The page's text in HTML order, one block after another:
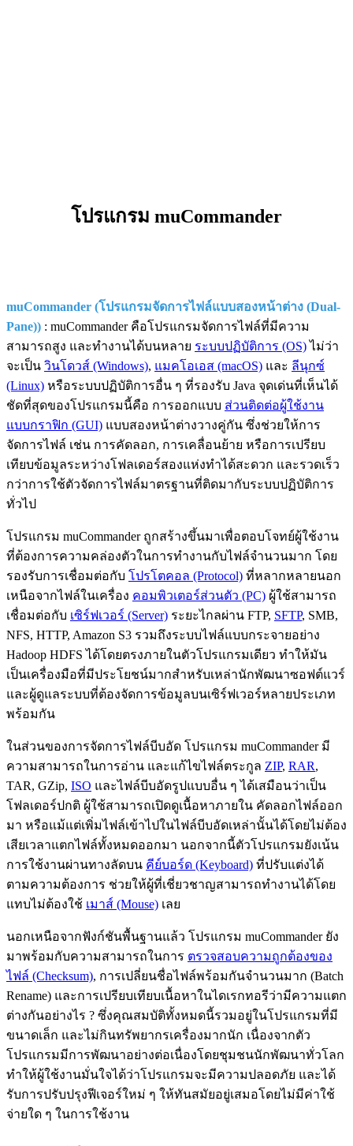
โปรแกรม muCommander
muCommander (โปรแกรมจัดการไฟล์แบบสองหน้าต่าง (Dual-
Pane)) : muCommander คือโปรแกรมจัดการไฟล์ที่มีความ
สามารถสูง และทำงานได้บนหลาย ระบบปฏิบัติการ (OS)ไม่ว่า
จะเป็น วินโดวส์ (Windows), แมคโอเอส (macOS) และ ลีนุกซ์
(Linux) หรือระบบปฏิบัติการอื่น ๆ ที่รองรับ Java จุดเด่นที่เห็นได้
ชัดที่สุดของโปรแกรมนี้คือ การออกแบบ ส่วนติดต่อผู้ใช้งาน
แบบกราฟิก (GUI) แบบสองหน้าต่างวางคู่กัน ซึ่งช่วยให้การ
จัดการไฟล์ เช่น การคัดลอก, การเคลื่อนย้าย หรือการเปรียบ
เทียบข้อมูลระหว่างโฟลเดอร์สองแห่งทำได้สะดวก และรวดเร็ว
กว่าการใช้ตัวจัดการไฟล์มาตรฐานที่ติดมากับระบบปฏิบัติการ
ทั่วไป
โปรแกรม muCommander ถูกสร้างขึ้นมาเพื่อตอบโจทย์ผู้ใช้งาน
ที่ต้องการความคล่องตัวในการทำงานกับไฟล์จำนวนมาก โดย
รองรับการเชื่อมต่อกับ โปรโตคอล (Protocol) ​ที่หลากหลายนอก
เหนือจากไฟล์ในเครื่อง คอมพิวเตอร์ส่วนตัว (PC) ผู้ใช้สามารถ
เชื่อมต่อกับ เซิร์ฟเวอร์ (Server) ระยะไกลผ่าน FTP, SFTP, SMB,
NFS, HTTP, Amazon S3 รวมถึงระบบไฟล์แบบกระจายอย่าง
Hadoop HDFS ได้โดยตรงภายในตัวโปรแกรมเดียว ทำให้มัน
เป็นเครื่องมือที่มีประโยชน์มากสำหรับเหล่านักพัฒนาซอฟต์แวร์
และผู้ดูแลระบบที่ต้องจัดการข้อมูลบนเซิร์ฟเวอร์หลายประเภท
พร้อมกัน
ในส่วนของการจัดการไฟล์บีบอัด โปรแกรม muCommander มี
ความสามารถในการอ่าน และแก้ไขไฟล์ตระกูล ZIP, RAR,
TAR, GZip, ISO และไฟล์บีบอัดรูปแบบอื่น ๆ ได้เสมือนว่าเป็น
โฟลเดอร์ปกติ ผู้ใช้สามารถเปิดดูเนื้อหาภายใน คัดลอกไฟล์ออก
มา หรือแม้แต่เพิ่มไฟล์เข้าไปในไฟล์บีบอัดเหล่านั้นได้โดยไม่ต้อง
เสียเวลาแตกไฟล์ทั้งหมดออกมา นอกจากนี้ตัวโปรแกรมยังเน้น
การใช้งานผ่านทางลัดบน คีย์บอร์ด (Keyboard) ที่ปรับแต่งได้
ตามความต้องการ ช่วยให้ผู้ที่เชี่ยวชาญสามารถทำงานได้โดย
แทบไม่ต้องใช้ เมาส์ (Mouse) เลย
นอกเหนือจากฟังก์ชันพื้นฐานแล้ว โปรแกรม muCommander ยัง
มาพร้อมกับความสามารถในการ ตรวจสอบความถูกต้องของ
ไฟล์ (Checksum), การเปลี่ยนชื่อไฟล์พร้อมกันจำนวนมาก (Batch
Rename) และการเปรียบเทียบเนื้อหาในไดเรกทอรีว่ามีความแตก
ต่างกันอย่างไร ? ซึ่งคุณสมบัติทั้งหมดนี้รวมอยู่ในโปรแกรมที่มี
ขนาดเล็ก และไม่กินทรัพยากรเครื่องมากนัก เนื่องจากตัว
โปรแกรมมีการพัฒนาอย่างต่อเนื่องโดยชุมชนนักพัฒนาทั่วโลก
ทำให้ผู้ใช้งานมั่นใจได้ว่าโปรแกรมจะมีความปลอดภัย และได้
รับการปรับปรุงฟีเจอร์ใหม่ ๆ ให้ทันสมัยอยู่เสมอโดยไม่มีค่าใช้
จ่ายใด ๆ ในการใช้งาน